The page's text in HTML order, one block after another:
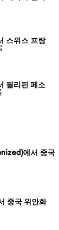
스위스 프랑
필리핀 페소
에서 중국
중국 위안화